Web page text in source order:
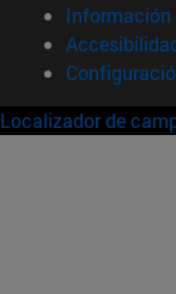
Información
Localizador de